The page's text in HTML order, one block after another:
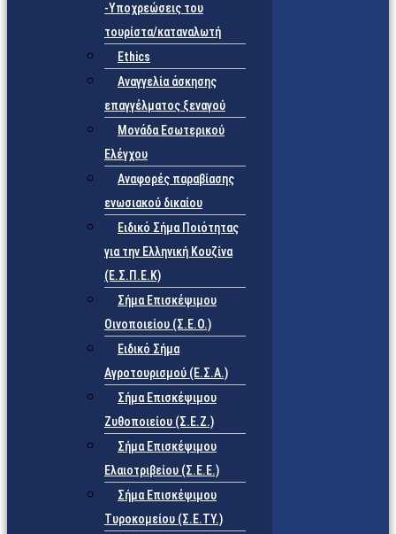
-Υποχρεώσεις του
τουρίστα/καταναλωτή
Ethics
Αναγγελία άσκησης
επαγγέλματος ξεναγού
Μονάδα Εσωτερικού
Ελέγχου
Αναφορές παραβίασης
ενωσιακού δικαίου
Ειδικό Σήμα Ποιότητας
για την Ελληνική Κουζίνα
(Ε.Σ.Π.Ε.Κ)
Σήμα Επισκέψιμου
Οινοποιείου (Σ.Ε.Ο.)
Ειδικό Σήμα
Αγροτουρισμού (Ε.Σ.Α.)
Σήμα Επισκέψιμου
Ζυθοποιείου (Σ.Ε.Ζ.)
Σήμα Επισκέψιμου
Ελαιοτριβείου (Σ.Ε.Ε.)
Σήμα Επισκέψιμου
Τυροκομείου (Σ.Ε.TY.)